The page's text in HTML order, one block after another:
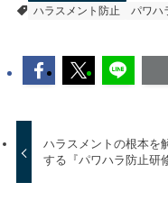
ハラスメント防止
パワハ
ハラスメントの根本を
する『パワハラ防止研